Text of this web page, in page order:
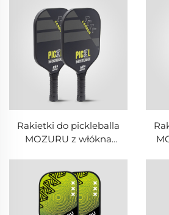
plastra miodu
Rakietki do pickleballa
MOZURU z włókna
plastra miodu
(chropowata
powierzchnia)